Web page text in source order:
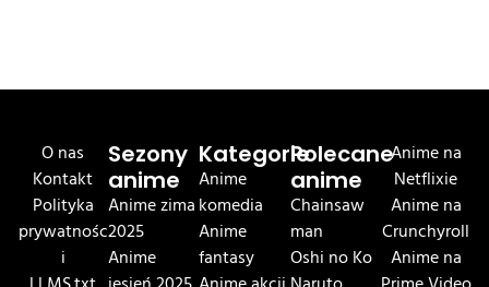
O nas
Kontakt
Polityka
prywatnośc
i
Sezony
anime
Anime zima
2025
Anime
Kategorie
Anime
komedia
Anime
fantasy
Polecane
anime
Chainsaw
man
Oshi no Ko
Anime na
Netflixie
Anime na
Crunchyroll
Anime na